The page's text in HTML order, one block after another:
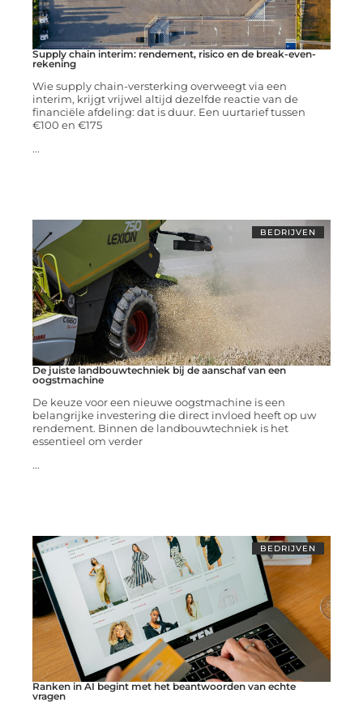
Supply chain interim: rendement, risico en de break-even-
rekening
Wie supply chain-versterking overweegt via een
interim, krijgt vrijwel altijd dezelfde reactie van de
financiële afdeling: dat is duur. Een uurtarief tussen
€100 en €175
...
BEDRIJVEN
De juiste landbouwtechniek bij de aanschaf van een
oogstmachine
De keuze voor een nieuwe oogstmachine is een
belangrijke investering die direct invloed heeft op uw
rendement. Binnen de landbouwtechniek is het
essentieel om verder
...
BEDRIJVEN
Ranken in AI begint met het beantwoorden van echte
vragen